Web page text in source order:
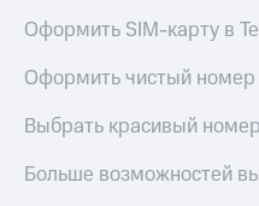
развитие
На главную
Оформить SIM-карту в
Оформить чистый номер
Выбрать красивый номер
Больше возможностей